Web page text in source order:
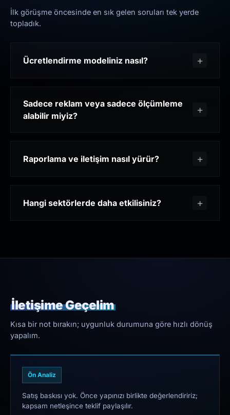
İlk görüşme öncesinde en sık gelen soruları tek yerde
topladık.
Ücretlendirme modeliniz nasıl?
Sadece reklam veya sadece ölçümleme
alabilir miyiz?
Raporlama ve iletişim nasıl yürür?
Hangi sektörlerde daha etkilisiniz?
İletişime Geçelim
Kısa bir not bırakın; uygunluk durumuna göre hızlı dönüş
yapalım.
Ön Analiz
Satış baskısı yok. Önce yapınızı birlikte değerlendiririz;
kapsam netleşince teklif paylaşılır.